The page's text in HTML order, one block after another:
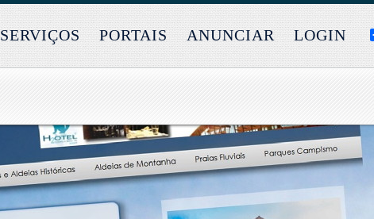
SERVIÇOS PORTAIS ANUNCIAR LOGIN